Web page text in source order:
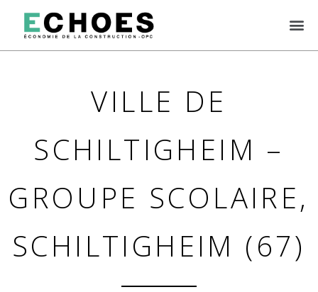
VILLE DE
SCHILTIGHEIM –
GROUPE SCOLAIRE,
SCHILTIGHEIM (67)